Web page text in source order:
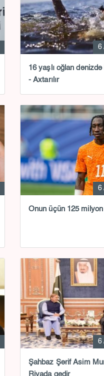
6
16 yaşlı oğlan dənizdə
- Axtarılır
6
Onun üçün 125
6
Şahbaz Şərif Asim
Riyada gedir